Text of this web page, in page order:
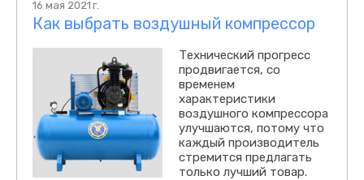
16 мая 2021 г.
Как выбрать воздушный компрессор
Технический прогресс
продвигается, со
временем
характеристики
воздушного компрессора
улучшаются, потому что
каждый производитель
стремится предлагать
только лучший товар.